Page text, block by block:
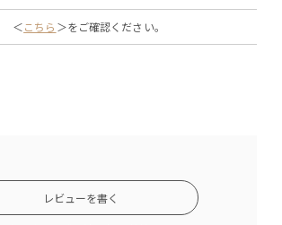
＜こちら ＞をご確認ください。
レビューを書く